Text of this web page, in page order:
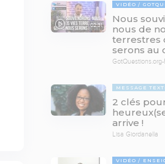
02:31
VIDÉO
Nous
nous de
terrestres
serons au
MESSAGE
2 clés
arrive !
Lisa Giordanella
VIDÉO